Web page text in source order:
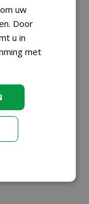
op
je
tips voor in
en op het
uw
Door
u in
met